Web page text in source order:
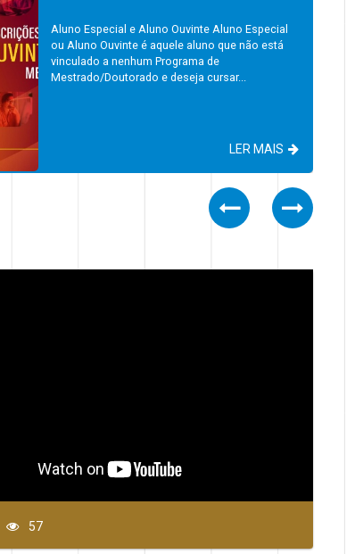
Aluno Especial e Aluno Ouvinte Aluno Especial
ou Aluno Ouvinte é aquele aluno que não está
vinculado a nenhum Programa de
Mestrado/Doutorado e deseja cursar...
LER MAIS
Previous
Next
57